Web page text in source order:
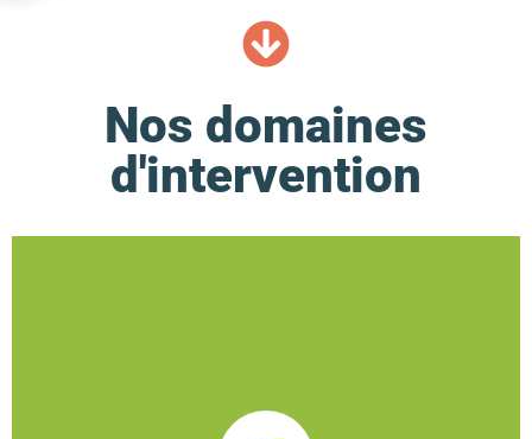
Nos domaines
d'intervention
paysager, l’association BASE propose et réalise